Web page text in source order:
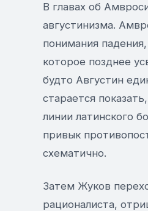
В главах об
августинизма.
понимания
которое позднее
будто Августин
старается
линии латинского
привык
схематично.
Затем Жуков
рационалиста,